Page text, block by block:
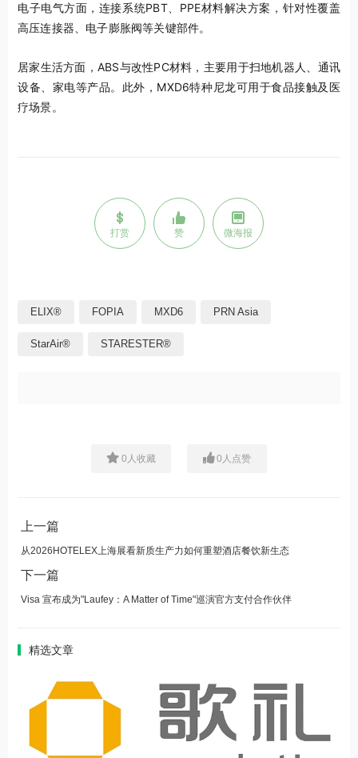
电子电气方面，连接系统PBT、PPE材料解决方案，针对性覆盖
高压连接器、电子膨胀阀等关键部件。
居家生活方面，ABS与改性PC材料，主要用于扫地机器人、通讯
设备、家电等产品。此外，MXD6特种尼龙可用于食品接触及医
疗场景。
打赏 赞 微海报
ELIX® FOPIA MXD6 PRN Asia
StarAir® STARESTER®
0 人收藏 0 人点赞
上一篇
从2026HOTELEX上海展看新质生产力如何重塑酒店餐饮新生态
下一篇
Visa 宣布成为"Laufey：A Matter of Time"巡演官方支付合作伙伴
精选文章